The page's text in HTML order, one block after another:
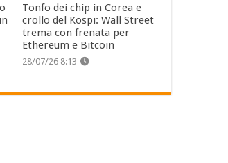
Tonfo dei chip in Corea e
crollo del Kospi: Wall Street
trema con frenata per
Ethereum e Bitcoin
28/07/26 8:13